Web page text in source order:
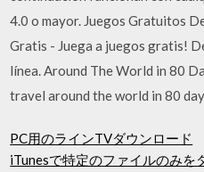
4.0 o mayor. Juegos Gratuitos
Gratis - Juega a juegos gratis!
línea. Around The World in 80
travel around the world in 80
PC用のラインTVダウンロード
iTunesで特定のファイルのみを